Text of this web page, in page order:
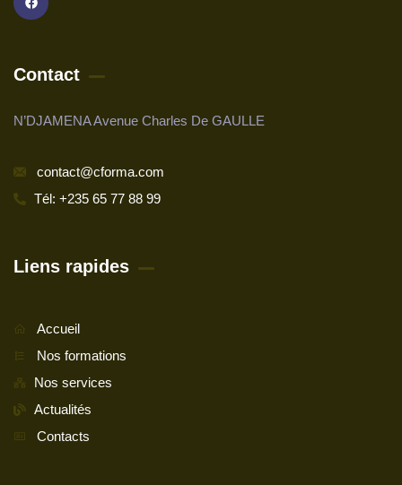
Contact
N’DJAMENA Avenue Charles De GAULLE
contact@cforma.com
Tél: +235 65 77 88 99
Liens rapides
Accueil
Nos formations
Nos services
Actualités
Contacts